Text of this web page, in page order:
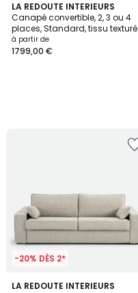
LA REDOUTE INTERIEURS
Canapé convertible, 2, 3 ou 4
places, Standard, tissu texturé
moucheté, MARTA
à partir de
1799,00 €
-20% DÈS 2*
LA REDOUTE INTERIEURS